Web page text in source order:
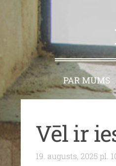
PAR MUMS
Vēl ir
19. augusts, 2025 pl.